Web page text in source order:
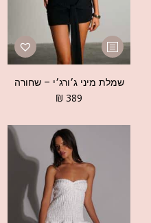
שמלת מיני ג׳ורג׳י – שחורה
₪ 389